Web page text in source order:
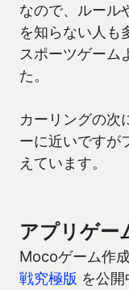
なので、ルール
を知らない人も
スポーツゲーム
た。
カーリングの次
ーに近いですが
えています。
アプリゲー
Mocoゲーム作
戦究極版 を公